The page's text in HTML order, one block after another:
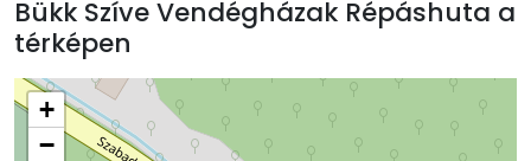
Bükk Szíve Vendégházak Répáshuta a
térképen
+
−